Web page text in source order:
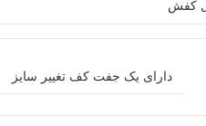
کفش
دارای یک جفت کف تغییر سایز